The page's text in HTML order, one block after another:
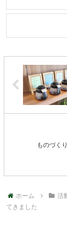
ものづく
ホーム 活
てきました